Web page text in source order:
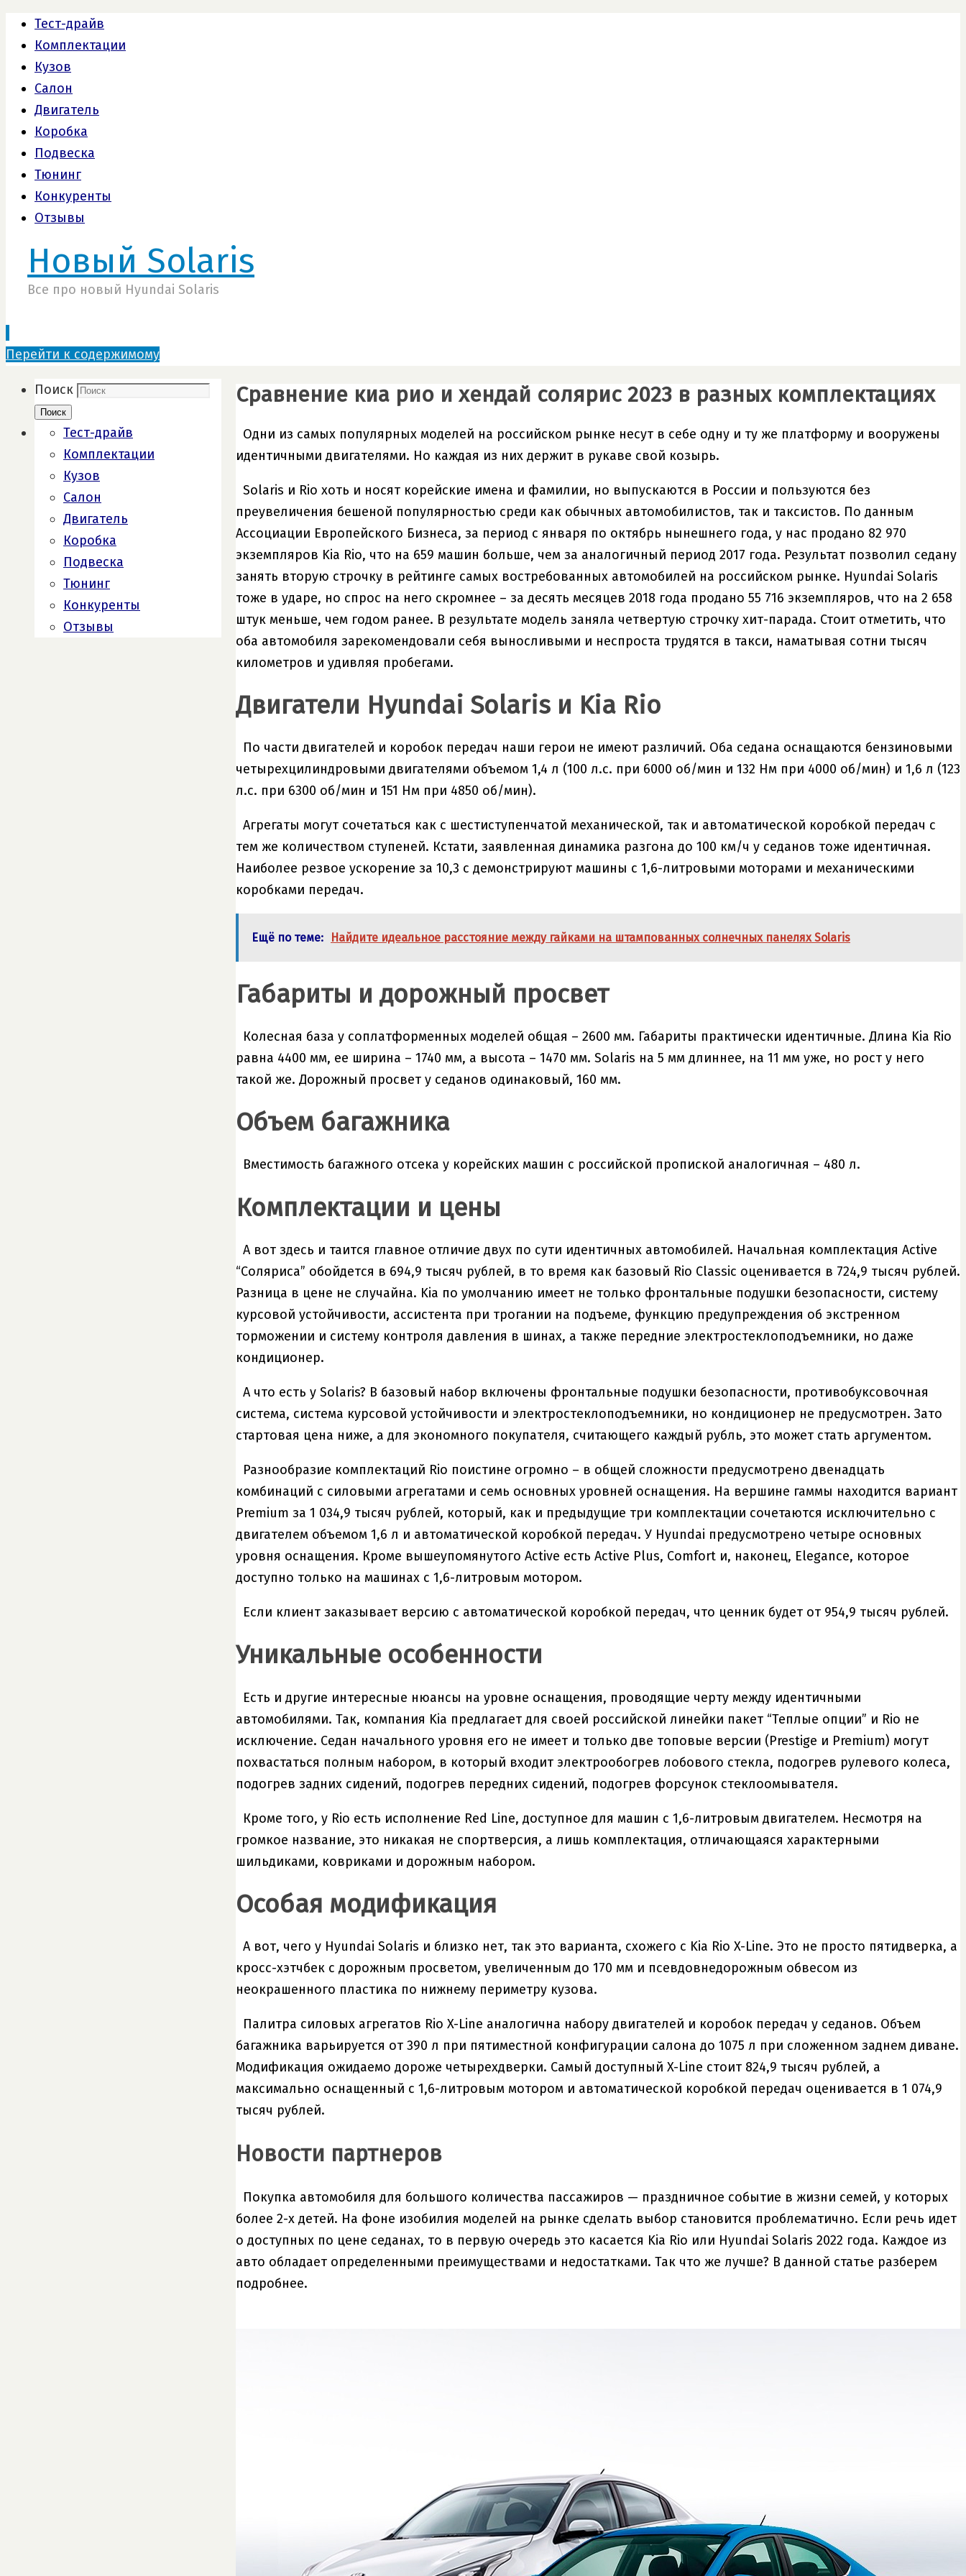
Тест-драйв
Комплектации
Кузов
Салон
Двигатель
Коробка
Подвеска
Тюнинг
Конкуренты
Отзывы
Новый Solaris
Все про новый Hyundai Solaris
Перейти к содержимому
Сравнение киа рио и хендай солярис 2023 в разных комплектациях
Одни из самых популярных моделей на российском рынке несут в себе одну и ту же платформу и вооружены
идентичными двигателями. Но каждая из них держит в рукаве свой козырь.
Solaris и Rio хоть и носят корейские имена и фамилии, но выпускаются в России и пользуются без
преувеличения бешеной популярностью среди как обычных автомобилистов, так и таксистов. По данным
Ассоциации Европейского Бизнеса, за период с января по октябрь нынешнего года, у нас продано 82 970
экземпляров Kia Rio, что на 659 машин больше, чем за аналогичный период 2017 года. Результат позволил седану
занять вторую строчку в рейтинге самых востребованных автомобилей на российском рынке. Hyundai Solaris
тоже в ударе, но спрос на него скромнее – за десять месяцев 2018 года продано 55 716 экземпляров, что на 2 658
штук меньше, чем годом ранее. В результате модель заняла четвертую строчку хит-парада. Стоит отметить, что
оба автомобиля зарекомендовали себя выносливыми и неспроста трудятся в такси, наматывая сотни тысяч
километров и удивляя пробегами.
Двигатели Hyundai Solaris и Kia Rio
По части двигателей и коробок передач наши герои не имеют различий. Оба седана оснащаются бензиновыми
четырехцилиндровыми двигателями объемом 1,4 л (100 л.с. при 6000 об/мин и 132 Нм при 4000 об/мин) и 1,6 л (123
л.с. при 6300 об/мин и 151 Нм при 4850 об/мин).
Агрегаты могут сочетаться как с шестиступенчатой механической, так и автоматической коробкой передач с
тем же количеством ступеней. Кстати, заявленная динамика разгона до 100 км/ч у седанов тоже идентичная.
Наиболее резвое ускорение за 10,3 с демонстрируют машины с 1,6-литровыми моторами и механическими
коробками передач.
Ещё по теме: Найдите идеальное расстояние между гайками на штампованных солнечных панелях Solaris
Габариты и дорожный просвет
Колесная база у соплатформенных моделей общая – 2600 мм. Габариты практически идентичные. Длина Kia Rio
равна 4400 мм, ее ширина – 1740 мм, а высота – 1470 мм. Solaris на 5 мм длиннее, на 11 мм уже, но рост у него
такой же. Дорожный просвет у седанов одинаковый, 160 мм.
Объем багажника
Вместимость багажного отсека у корейских машин с российской пропиской аналогичная – 480 л.
Комплектации и цены
А вот здесь и таится главное отличие двух по сути идентичных автомобилей. Начальная комплектация Active
“Соляриса” обойдется в 694,9 тысяч рублей, в то время как базовый Rio Classic оценивается в 724,9 тысяч рублей.
Разница в цене не случайна. Kia по умолчанию имеет не только фронтальные подушки безопасности, систему
курсовой устойчивости, ассистента при трогании на подъеме, функцию предупреждения об экстренном
торможении и систему контроля давления в шинах, а также передние электростеклоподъемники, но даже
кондиционер.
А что есть у Solaris? В базовый набор включены фронтальные подушки безопасности, противобуксовочная
система, система курсовой устойчивости и электростеклоподъемники, но кондиционер не предусмотрен. Зато
стартовая цена ниже, а для экономного покупателя, считающего каждый рубль, это может стать аргументом.
Разнообразие комплектаций Rio поистине огромно – в общей сложности предусмотрено двенадцать
комбинаций с силовыми агрегатами и семь основных уровней оснащения. На вершине гаммы находится вариант
Premium за 1 034,9 тысяч рублей, который, как и предыдущие три комплектации сочетаются исключительно с
двигателем объемом 1,6 л и автоматической коробкой передач. У Hyundai предусмотрено четыре основных
уровня оснащения. Кроме вышеупомянутого Active есть Active Plus, Comfort и, наконец, Elegance, которое
доступно только на машинах с 1,6-литровым мотором.
Если клиент заказывает версию с автоматической коробкой передач, что ценник будет от 954,9 тысяч рублей.
Уникальные особенности
Есть и другие интересные нюансы на уровне оснащения, проводящие черту между идентичными
автомобилями. Так, компания Kia предлагает для своей российской линейки пакет “Теплые опции” и Rio не
исключение. Седан начального уровня его не имеет и только две топовые версии (Prestige и Premium) могут
похвастаться полным набором, в который входит электрообогрев лобового стекла, подогрев рулевого колеса,
подогрев задних сидений, подогрев передних сидений, подогрев форсунок стеклоомывателя.
Кроме того, у Rio есть исполнение Red Line, доступное для машин с 1,6-литровым двигателем. Несмотря на
громкое название, это никакая не спортверсия, а лишь комплектация, отличающаяся характерными
шильдиками, ковриками и дорожным набором.
Особая модификация
А вот, чего у Hyundai Solaris и близко нет, так это варианта, схожего с Kia Rio X-Line. Это не просто пятидверка, а
кросс-хэтчбек с дорожным просветом, увеличенным до 170 мм и псевдовнедорожным обвесом из
неокрашенного пластика по нижнему периметру кузова.
Палитра силовых агрегатов Rio X-Line аналогична набору двигателей и коробок передач у седанов. Объем
багажника варьируется от 390 л при пятиместной конфигурации салона до 1075 л при сложенном заднем диване.
Модификация ожидаемо дороже четырехдверки. Самый доступный X-Line стоит 824,9 тысяч рублей, а
максимально оснащенный с 1,6-литровым мотором и автоматической коробкой передач оценивается в 1 074,9
тысяч рублей.
Новости партнеров
Покупка автомобиля для большого количества пассажиров — праздничное событие в жизни семей, у которых
более 2-х детей. На фоне изобилия моделей на рынке сделать выбор становится проблематично. Если речь идет
о доступных по цене седанах, то в первую очередь это касается Kia Rio или Hyundai Solaris 2022 года. Каждое из
авто обладает определенными преимуществами и недостатками. Так что же лучше? В данной статье разберем
подробнее.
Поиск
Поиск
Тест-драйв
Комплектации
Кузов
Салон
Двигатель
Коробка
Подвеска
Тюнинг
Конкуренты
Отзывы